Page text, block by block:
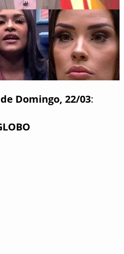
Domingo, 22/03: